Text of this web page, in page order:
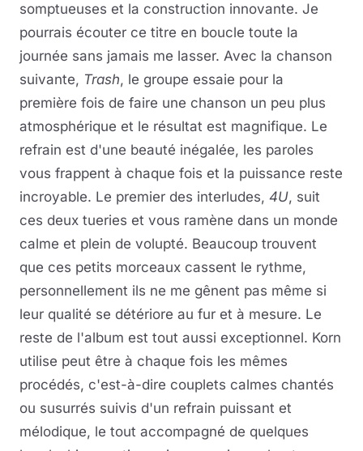
somptueuses et la construction innovante. Je
pourrais écouter ce titre en boucle toute la
journée sans jamais me lasser. Avec la chanson
suivante, Trash, le groupe essaie pour la
première fois de faire une chanson un peu plus
atmosphérique et le résultat est magnifique. Le
refrain est d'une beauté inégalée, les paroles
vous frappent à chaque fois et la puissance reste
incroyable. Le premier des interludes, 4U, suit
ces deux tueries et vous ramène dans un monde
calme et plein de volupté. Beaucoup trouvent
que ces petits morceaux cassent le rythme,
personnellement ils ne me gênent pas même si
leur qualité se détériore au fur et à mesure. Le
reste de l'album est tout aussi exceptionnel. Korn
utilise peut être à chaque fois les mêmes
procédés, c'est-à-dire couplets calmes chantés
ou susurrés suivis d'un refrain puissant et
mélodique, le tout accompagné de quelques